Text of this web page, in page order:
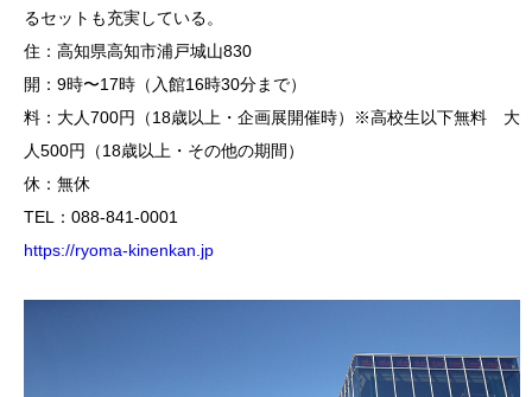
るセットも充実している。
住：高知県高知市浦戸城山830
開：9時〜17時（入館16時30分まで）
料：大人700円（18歳以上・企画展開催時）※高校生以下無料 大
人500円（18歳以上・その他の期間）
休：無休
TEL：088-841-0001
https://ryoma-kinenkan.jp